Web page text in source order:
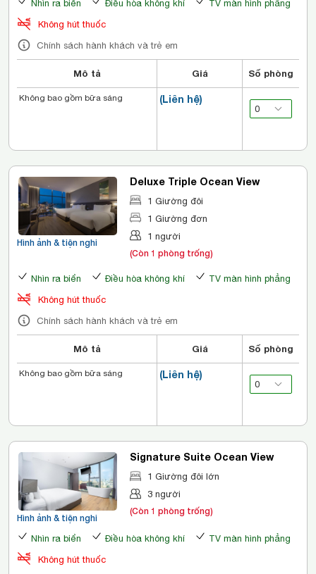
Nhìn ra biển Điều hòa không khí
TV màn hình phẳng
Không hút thuốc
Chính sách hành khách và trẻ em
Mô tả Giá Số phòng
(Liên hệ)
Không bao gồm bữa sáng
Hình ảnh & tiện nghi
Deluxe Triple Ocean View
1 Giường đôi
1 Giường đơn
1 người
(Còn 1 phòng trống)
Nhìn ra biển Điều hòa không khí
TV màn hình phẳng
Không hút thuốc
Chính sách hành khách và trẻ em
Mô tả Giá Số phòng
(Liên hệ)
Không bao gồm bữa sáng
Hình ảnh & tiện nghi
Signature Suite Ocean View
1 Giường đôi lớn
3 người
(Còn 1 phòng trống)
Nhìn ra biển Điều hòa không khí
TV màn hình phẳng
Không hút thuốc